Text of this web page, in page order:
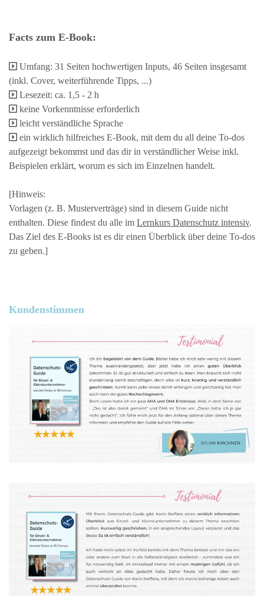
Facts zum E-Book:
Umfang: 31 Seiten hochwertigen Inputs, 46 Seiten insgesamt
(inkl. Cover, weiterführende Tipps, ...)
Lesezeit: ca. 1,5 - 2 h
keine Vorkenntnisse erforderlich
leicht verständliche Sprache
ein wirklich hilfreiches E-Book, mit dem du all deine To-dos
aufgezeigt bekommst und das dir in verständlicher Weise inkl.
Beispielen erklärt, worum es sich im Einzelnen handelt.
[Hinweis:
Vorlagen (z. B. Musterverträge) sind in diesem Guide nicht
enthalten. Diese findest du alle im Lernkurs Datenschutz intensiv.
Das Ziel des E-Books ist es dir einen Überblick über deine To-dos
zu geben.]
Kundenstimmen